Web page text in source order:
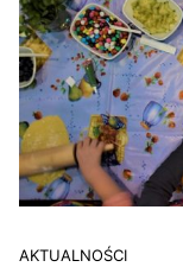
AKTUALNOŚCI